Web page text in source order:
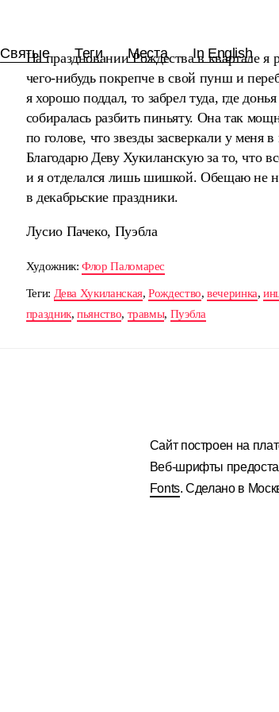
Святые Теги Места In English
На праздновании Рождества в квартале я
чего-нибудь покрепче в свой пунш и
я хорошо поддал, то забрел туда, где
собиралась разбить пиньяту. Она так
по голове, что звезды засверкали у меня в
Благодарю Деву Хукиланскую за то, что
и я отделался лишь шишкой. Обещаю не
в декабрьские праздники.
Лусио Пачеко, Пуэбла
Художник:Флор Паломарес
Теги: Дева Хукиланская,Рождество,вечеринка,
праздник,пьянство, травмы, Пуэбла
Сайт построен на
Веб-шрифты
Fonts. Сделано в